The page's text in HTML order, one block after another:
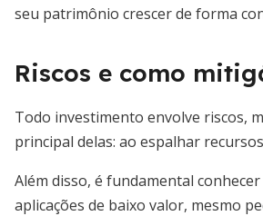
seu patrimônio crescer de forma
Riscos e como
Todo investimento envolve riscos,
principal delas: ao espalhar
Além disso, é fundamental
aplicações de baixo valor, mesmo